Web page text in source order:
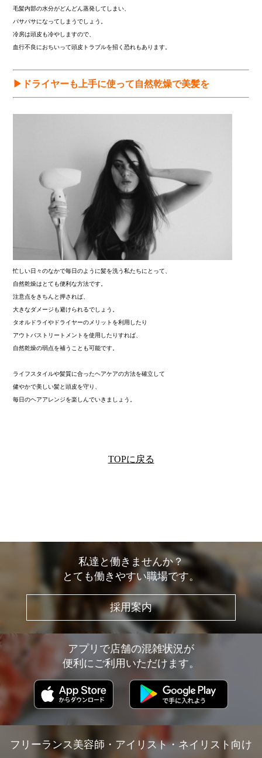
毛髪内部の水分がどんどん蒸発してしまい、
パサパサになってしまうでしょう。
冷房は頭皮も冷やしますので、
血行不良におちいって頭皮トラブルを招く恐れもあります。
▶ドライヤーも上手に使って自然乾燥で美髪を
忙しい日々のなかで毎日のように髪を洗う私たちにとって、
自然乾燥はとても便利な方法です。
注意点をきちんと押されば、
大きなダメージも避けられるでしょう。
タオルドライやドライヤーのメリットを利用したり
アウトバストリートメントを使用したりすれば、
自然乾燥の弱点を補うことも可能です。
ライフスタイルや髪質に合ったヘアケアの方法を確立して
健やかで美しい髪と頭皮を守り、
毎日のヘアアレンジを楽しんでいきましょう。
TOPに戻る
私達と働きませんか？
とても働きやすい職場です。
採用案内
アプリで店舗の混雑状況が
便利にご利用いただけます。
フリーランス美容師・アイリスト・ネイリスト向け